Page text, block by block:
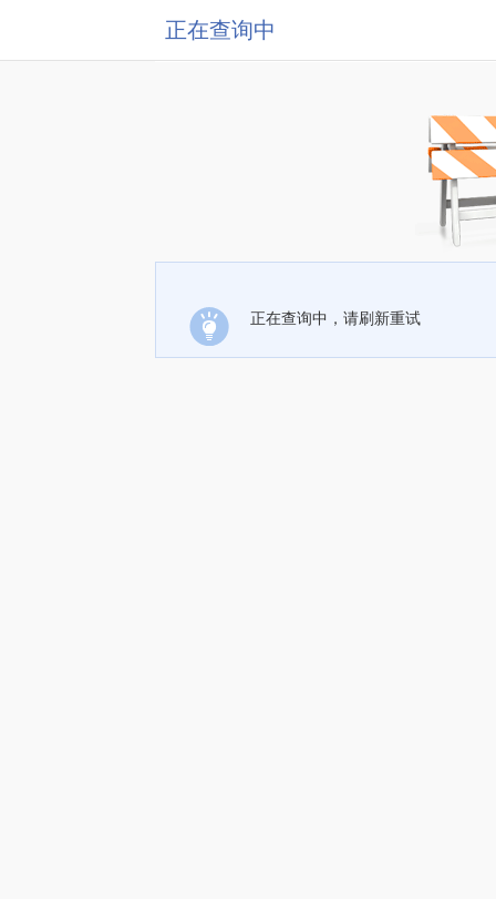
正在查询中
正在查询中，请刷新重试